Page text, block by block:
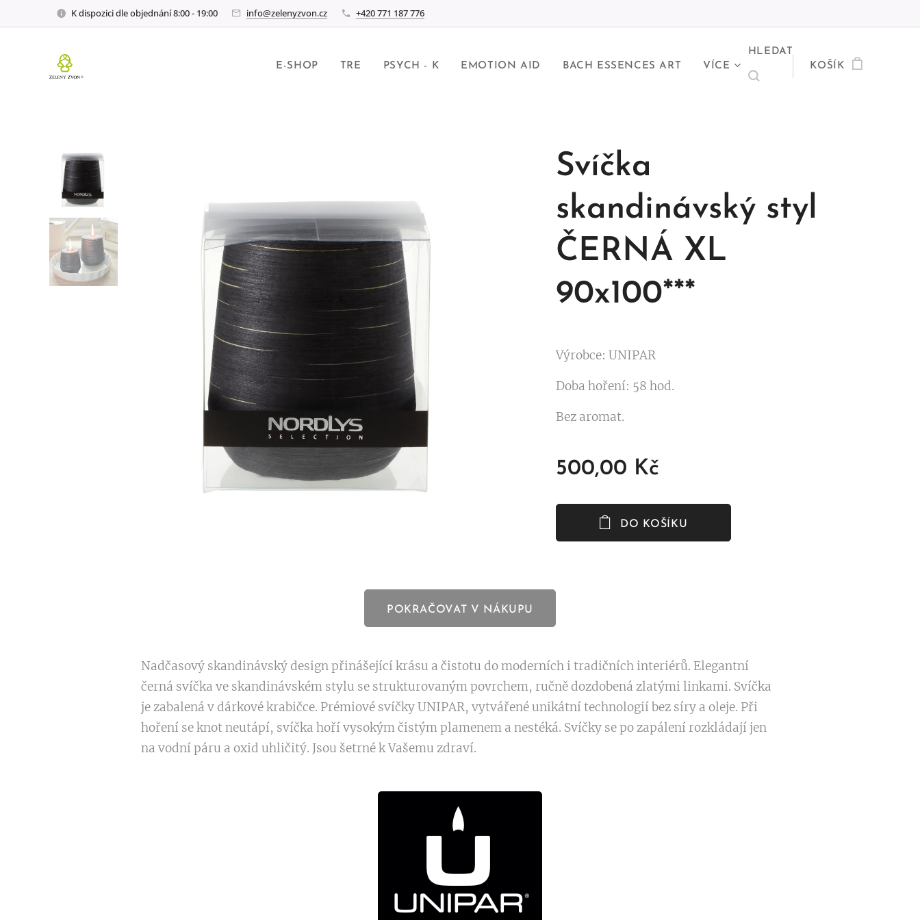
K dispozici dle objednání 8:00 - 19:00 info@zelenyzvon.cz +420 771 187 776
E-SHOP TRE PSYCH - K EMOTION AID BACH ESSENCES ART VÍCE
HLEDAT
KOŠÍK
Svíčka
skandinávský styl
ČERNÁ XL
90x100***
Výrobce: UNIPAR
Doba hoření: 58 hod.
Bez aromat.
500,00 Kč
DO KOŠÍKU
POKRAČOVAT V NÁKUPU
Nadčasový skandinávský design přinášející krásu a čistotu do moderních i tradičních interiérů. Elegantní
černá svíčka ve skandinávském stylu se strukturovaným povrchem, ručně dozdobená zlatými linkami. Svíčka
je zabalená v dárkové krabičce. Prémiové svíčky UNIPAR, vytvářené unikátní technologií bez síry a oleje. Při
hoření se knot neutápí, svíčka hoří vysokým čistým plamenem a nestéká. Svíčky se po zapálení rozkládají jen
na vodní páru a oxid uhličitý. Jsou šetrné k Vašemu zdraví.